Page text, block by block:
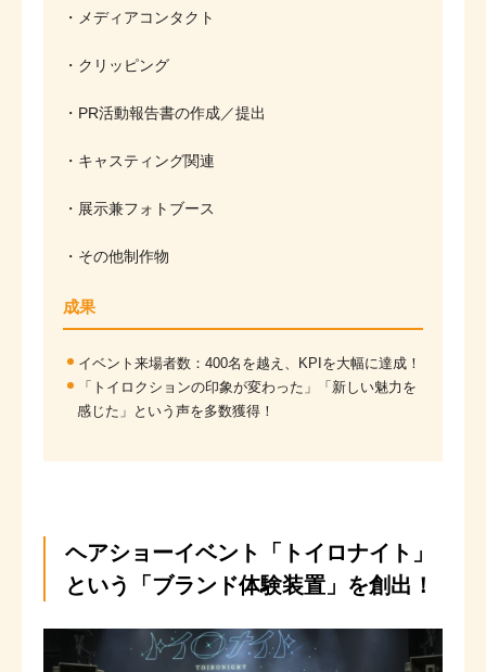
・メディアコンタクト
・クリッピング
・PR活動報告書の作成／提出
・キャスティング関連
・展示兼フォトブース
・その他制作物
成果
イベント来場者数：400名を越え、KPIを大幅に達成！
「トイロクションの印象が変わった」「新しい魅力を
感じた」という声を多数獲得！
ヘアショーイベント「トイロナイト」
という「ブランド体験装置」を創出！